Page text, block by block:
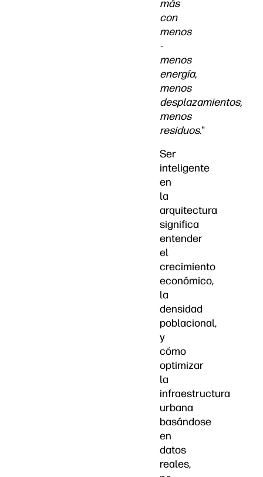
más
con
menos
-
menos
energía,
menos
desplazamientos,
menos
residuos."
Ser
inteligente
en
la
arquitectura
significa
entender
el
crecimiento
económico,
la
densidad
poblacional,
y
cómo
optimizar
la
infraestructura
urbana
basándose
en
datos
reales,